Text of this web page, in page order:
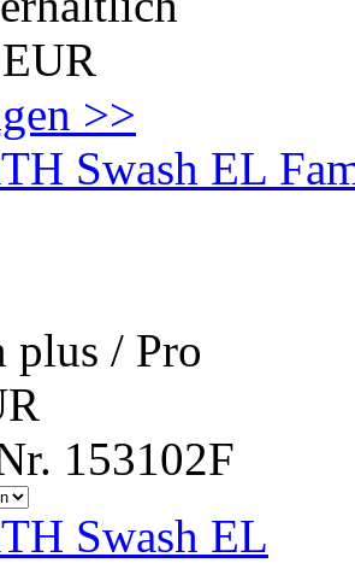
>>
Swash EL
plus / Pro
153102F
Swash EL